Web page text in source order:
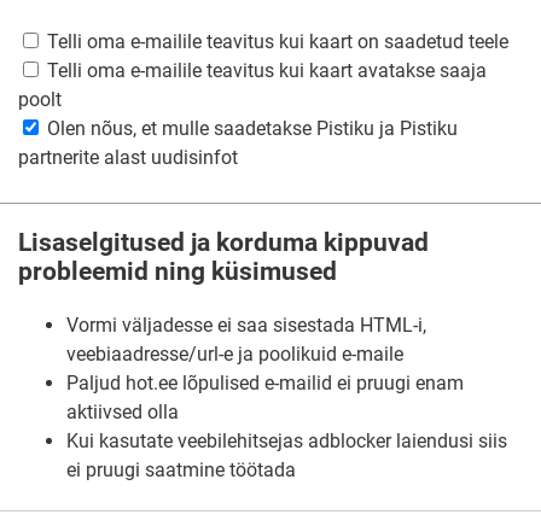
Telli oma e-mailile teavitus kui kaart on saadetud teele
Telli oma e-mailile teavitus kui kaart avatakse saaja
poolt
Olen nõus, et mulle saadetakse Pistiku ja Pistiku
partnerite alast uudisinfot
Lisaselgitused ja korduma kippuvad
probleemid ning küsimused
Vormi väljadesse ei saa sisestada HTML-i,
veebiaadresse/url-e ja poolikuid e-maile
Paljud hot.ee lõpulised e-mailid ei pruugi enam
aktiivsed olla
Kui kasutate veebilehitsejas adblocker laiendusi siis
ei pruugi saatmine töötada